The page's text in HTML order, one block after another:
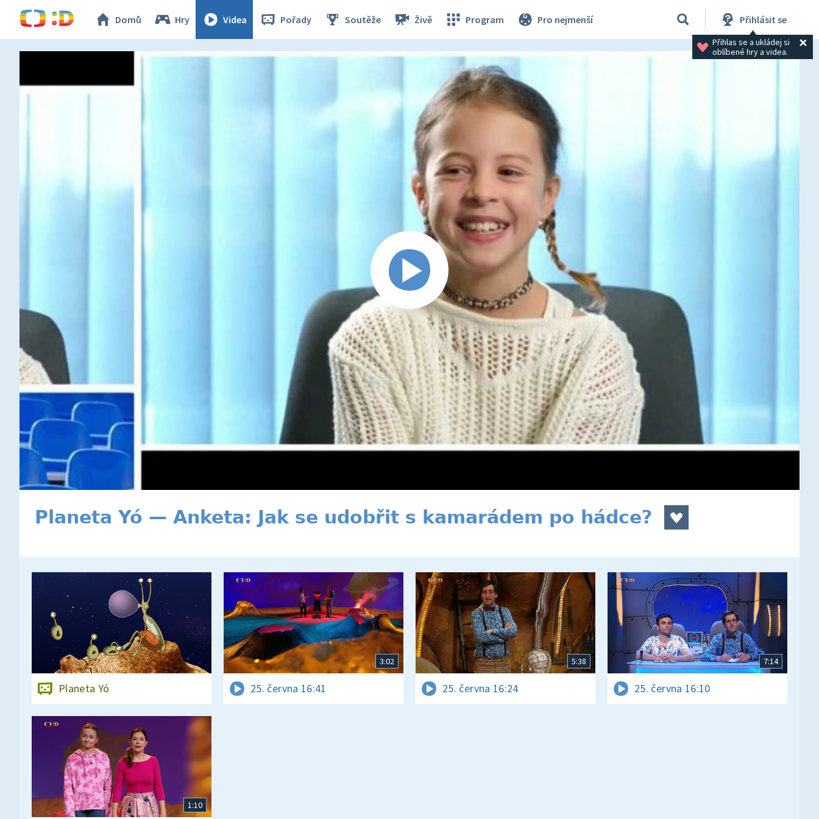
Domů Hry Videa Pořady Soutěže Živě Program Pro nejmenší Přihlásit se
Přihlas se a ukládej si
oblíbené hry a videa.
Planeta Yó — Anketa: Jak se udobřit s kamarádem po hádce?
Planeta Yó
3:02
25. června 16:41
5:38
25. června 16:24
7:14
25. června 16:10
1:10